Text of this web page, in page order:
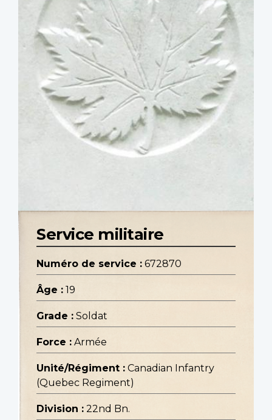
Service militaire
Numéro de service : 672870
Âge : 19
Grade : Soldat
Force : Armée
Unité/Régiment : Canadian Infantry
(Quebec Regiment)
Division : 22nd Bn.